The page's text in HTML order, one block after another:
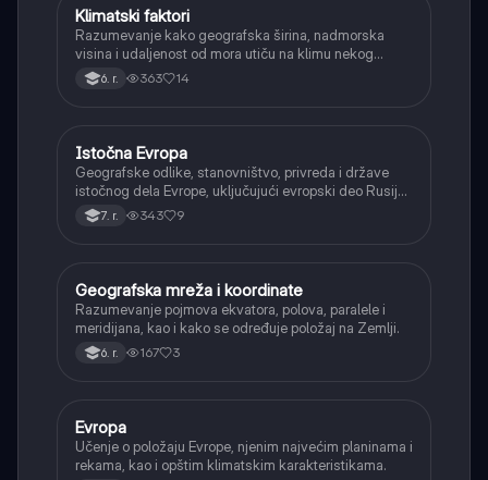
Geografija
Klimatski faktori
Razumevanje kako geografska širina, nadmorska
visina i udaljenost od mora utiču na klimu nekog
područja.
6. r. 363 14
Geografija
Istočna Evropa
Geografske odlike, stanovništvo, privreda i države
istočnog dela Evrope, uključujući evropski deo Rusije,
Ukrajinu i Belorusiju.
7. r. 343 9
Geografija
Geografska mreža i koordinate
Razumevanje pojmova ekvatora, polova, paralele i
meridijana, kao i kako se određuje položaj na Zemlji.
6. r. 167 3
Geografija
Evropa
Učenje o položaju Evrope, njenim najvećim planinama i
rekama, kao i opštim klimatskim karakteristikama.